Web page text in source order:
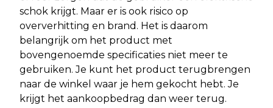
schok krijgt. Maar er is ook risico op
oververhitting en brand. Het is daarom
belangrijk om het product met
bovengenoemde specificaties niet meer te
gebruiken. Je kunt het product terugbrengen
naar de winkel waar je hem gekocht hebt. Je
krijgt het aankoopbedrag dan weer terug.